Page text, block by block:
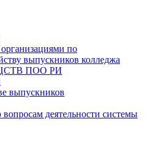
по
выпускников колледжа
ПОО РИ
выпускников
деятельности системы